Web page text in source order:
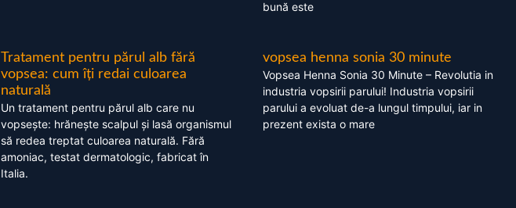
bună este
Tratament pentru părul alb fără
vopsea: cum îți redai culoarea
naturală
Un tratament pentru părul alb care nu
vopsește: hrănește scalpul și lasă organismul
să redea treptat culoarea naturală. Fără
amoniac, testat dermatologic, fabricat în
Italia.
vopsea henna sonia 30 minute
Vopsea Henna Sonia 30 Minute – Revolutia in
industria vopsirii parului! Industria vopsirii
parului a evoluat de-a lungul timpului, iar in
prezent exista o mare